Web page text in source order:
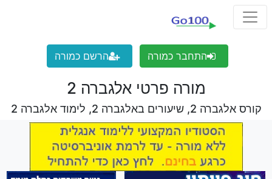
התחבר כמורה הרשם כמורה
מורה פרטי אלגברה 2
קורס אלגברה 2, שיעורים באלגברה 2, לימוד אלגברה 2